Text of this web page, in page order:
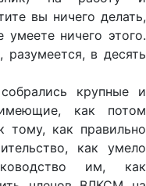
вы ничего делать,
ничего этого.
в десять
крупные и
как потом
тому, как правильно
как умело
им, как